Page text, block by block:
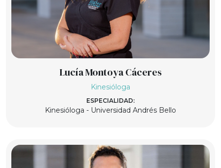
Lucía Montoya Cáceres
Kinesióloga
ESPECIALIDAD:
Kinesióloga - Universidad Andrés Bello